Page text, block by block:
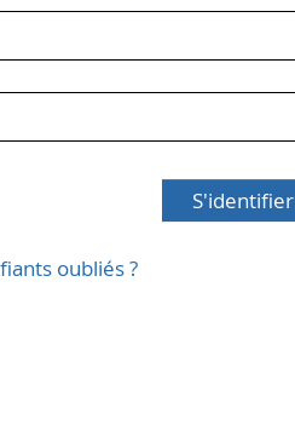
S'identifier
oubliés ?